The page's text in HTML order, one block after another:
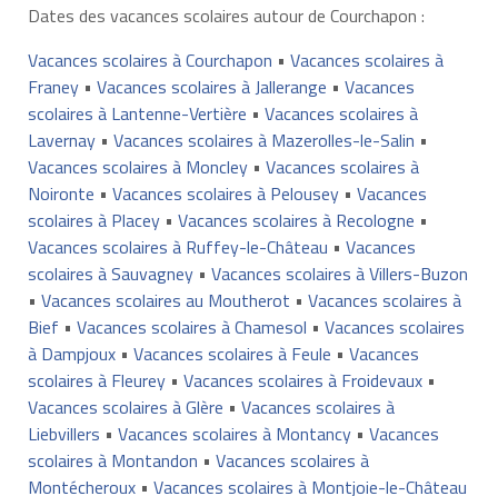
Dates des vacances scolaires autour de Courchapon :
Vacances scolaires à Courchapon • Vacances scolaires à
Franey• Vacances scolaires à Jallerange • Vacances
scolaires à Lantenne-Vertière • Vacances scolaires à
Lavernay• Vacances scolaires à Mazerolles-le-Salin •
Vacances scolaires à Moncley• Vacances scolaires à
Noironte • Vacances scolaires à Pelousey• Vacances
scolaires à Placey• Vacances scolaires à Recologne •
Vacances scolaires à Ruffey-le-Château • Vacances
scolaires à Sauvagney• Vacances scolaires à Villers-Buzon
• Vacances scolaires au Moutherot • Vacances scolaires à
Bief • Vacances scolaires à Chamesol • Vacances scolaires
à Dampjoux• Vacances scolaires à Feule • Vacances
scolaires à Fleurey• Vacances scolaires à Froidevaux•
Vacances scolaires à Glère • Vacances scolaires à
Liebvillers • Vacances scolaires à Montancy• Vacances
scolaires à Montandon • Vacances scolaires à
Montécheroux• Vacances scolaires à Montjoie-le-Château